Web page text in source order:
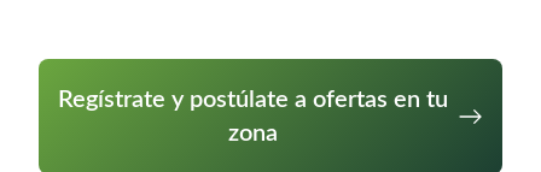
Regístrate y postúlate a ofertas en tu
zona